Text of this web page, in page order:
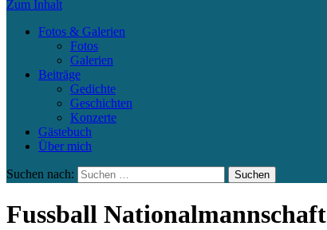
Zum Inhalt
Fotos & Galerien
Fotos
Galerien
Beiträge
Gedichte
Geschichten
Konzerte
Gästebuch
Über mich
Suchen nach:
Fussball Nationalmannschaft